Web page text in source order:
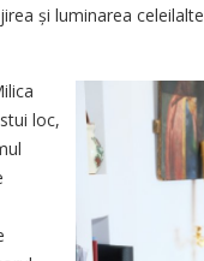
și luminarea
loc,